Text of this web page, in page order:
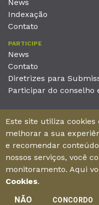
News
Indexação
Contato
PARTICIPE
News
Contato
Diretrizes para
Participar do conselho
Unieducar Inteligência
CNPJ: 05.569.970/0001-26
Av. Desembargador
Aldeota
Fortaleza – Ceará - Brasil
Enviar
Este site utiliza
melhorar a sua
e recomendar
nossos serviços, você
monitoramento. Aqui
Cookies.
NÃO
CONCORDO